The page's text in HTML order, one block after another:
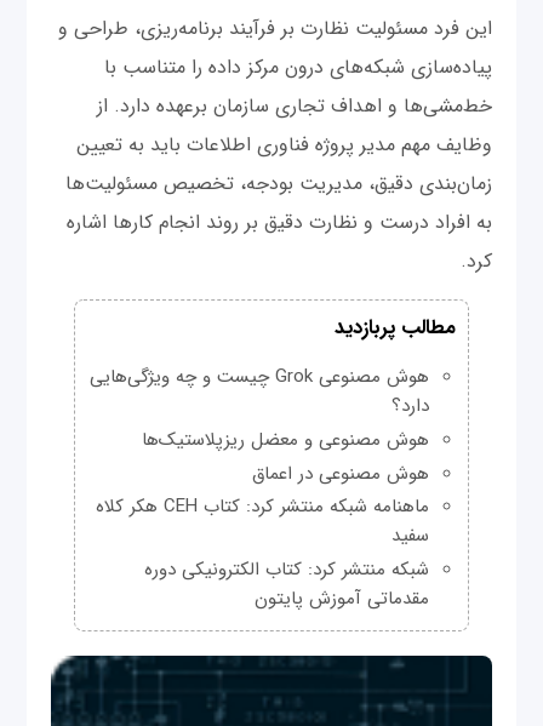
این فرد مسئولیت نظارت بر فرآیند برنامه‌ریزی، طراحی و
پیاده‌سازی شبکه‌های درون مرکز داده را متناسب با
خط‌مشی‌ها و اهداف تجاری سازمان برعهده دارد. از
وظایف مهم مدیر پروژه فناوری اطلاعات باید به تعیین
زمان‌بندی دقیق، مدیریت بودجه، تخصیص مسئولیت‌ها
به افراد درست و نظارت دقیق بر روند انجام کارها اشاره
کرد.
مطالب پربازدید
هوش مصنوعی Grok چیست و چه ویژگی‌هایی
دارد؟
هوش مصنوعی و معضل ریزپلاستیک‌ها
هوش مصنوعی در اعماق
ماهنامه شبکه منتشر کرد: کتاب CEH هکر کلاه
سفید
شبکه منتشر کرد: کتاب الکترونیکی دوره
مقدماتی آموزش پایتون